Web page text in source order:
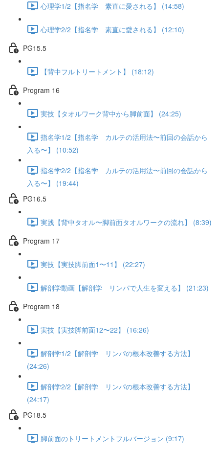
心理学1/2【指名学 素直に愛される】 (14:58)
心理学2/2【指名学 素直に愛される】 (12:10)
PG15.5
【背中フルトリートメント】 (18:12)
Program 16
実技【タオルワーク背中から脚前面】 (24:25)
指名学1/2【指名学 カルテの活用法〜前回の会話から
入る〜】 (10:52)
指名学2/2【指名学 カルテの活用法〜前回の会話から
入る〜】 (19:44)
PG16.5
実践【背中タオル〜脚前面タオルワークの流れ】 (8:39)
Program 17
実技【実技脚前面1〜11】 (22:27)
解剖学動画【解剖学 リンパで人生を変える】 (21:23)
Program 18
実技【実技脚前面12〜22】 (16:26)
解剖学1/2【解剖学 リンパの根本改善する方法】
(24:26)
解剖学2/2【解剖学 リンパの根本改善する方法】
(24:17)
PG18.5
脚前面のトリートメントフルバージョン (9:17)